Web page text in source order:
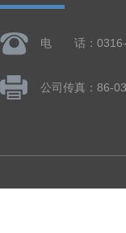
电 话：0316-
公司传真：86-